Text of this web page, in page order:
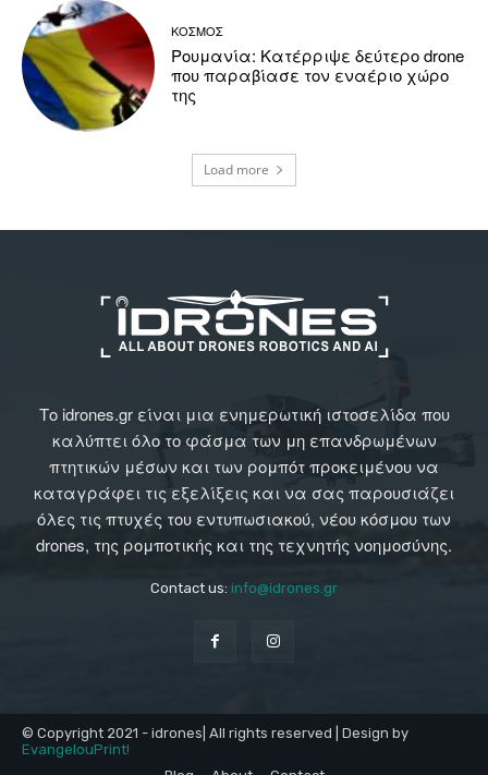
ΚΟΣΜΟΣ
Ρουμανία: Κατέρριψε δεύτερο drone
που παραβίασε τον εναέριο χώρο
της
Load more
Το idrones.gr είναι μια ενημερωτική ιστοσελίδα που
καλύπτει όλο το φάσμα των μη επανδρωμένων
πτητικών μέσων και των ρομπότ προκειμένου να
καταγράφει τις εξελίξεις και να σας παρουσιάζει
όλες τις πτυχές του εντυπωσιακού, νέου κόσμου των
drones, της ρομποτικής και της τεχνητής νοημοσύνης.
Contact us: info@idrones.gr
© Copyright 2021 - idrones| All rights reserved | Design by
EvangelouPrint!